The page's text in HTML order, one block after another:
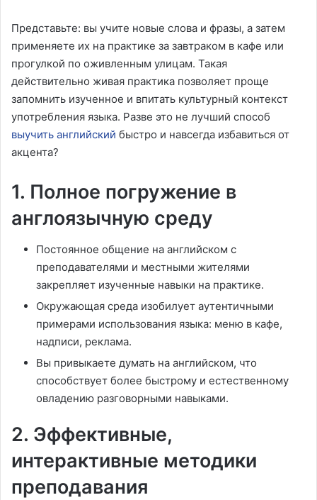
Представьте: вы учите новые слова и фразы, а затем
применяете их на практике за завтраком в кафе или
прогулкой по оживленным улицам. Такая
действительно живая практика позволяет проще
запомнить изученное и впитать культурный контекст
употребления языка. Разве это не лучший способ
выучить английский быстро и навсегда избавиться от
акцента?
1. Полное погружение в
англоязычную среду
Постоянное общение на английском с
преподавателями и местными жителями
закрепляет изученные навыки на практике.
Окружающая среда изобилует аутентичными
примерами использования языка: меню в кафе,
надписи, реклама.
Вы привыкаете думать на английском, что
способствует более быстрому и естественному
овладению разговорными навыками.
2. Эффективные,
интерактивные методики
преподавания